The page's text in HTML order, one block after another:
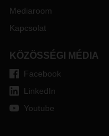
Mediaroom
Kapcsolat
KÖZÖSSÉGI MÉDIA
Facebook
LinkedIn
Youtube